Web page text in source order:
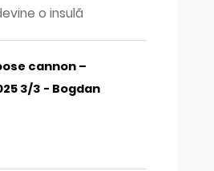
o insulă
cannon –
3/3 - Bogdan